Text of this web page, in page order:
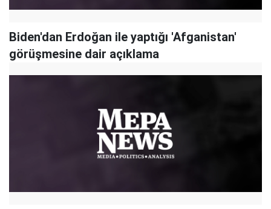
Biden'dan Erdoğan ile yaptığı 'Afganistan'
görüşmesine dair açıklama